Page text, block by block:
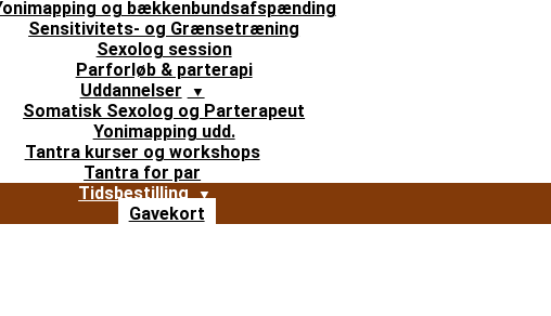
og bækkenbundsafspænding
Sensitivitets- og Grænsetræning
Sexolog session
Parforløb & parterapi
Uddannelser
Somatisk Sexolog og Parterapeut
Yonimapping udd.
Tantra kurser og workshops
Tantra for par
Tidsbestilling
Gavekort